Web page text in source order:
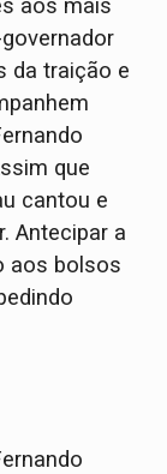
aos mais
da traição e
que
cantou e
Antecipar a
aos bolsos